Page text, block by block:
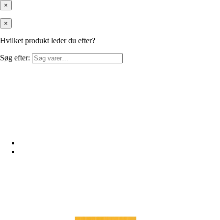
×
×
Hvilket produkt leder du efter?
Søg efter: